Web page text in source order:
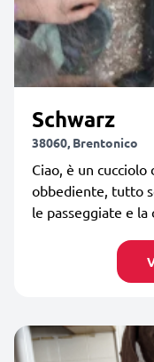
Schwarz
38060, Brentonico
Ciao, è un
obbediente, tutto
le passeggiate e la